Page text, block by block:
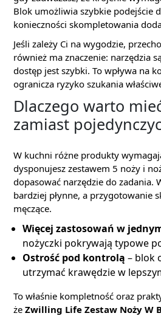
Blok umożliwia szybkie podejście
konieczności skompletowania
Jeśli zależy Ci na wygodzie,
również ma znaczenie: narzędzia
dostęp jest szybki. To wpływa na
ogranicza ryzyko szukania
Dlaczego warto
zamiast
W kuchni różne produkty
dysponujesz zestawem 5 noży i
dopasować narzędzie do zadania.
bardziej płynne, a przygotowanie
męczące.
Więcej zastosowań w
nożyczki pokrywają typowe
Ostrość pod kontrolą – blok
utrzymać krawędzie w
To właśnie kompletność oraz
że Zwilling Life Zestaw Noży W